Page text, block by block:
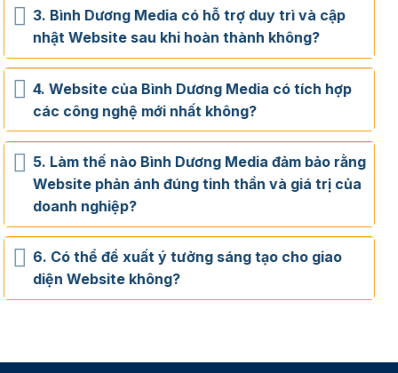
3. Bình Dương Media có hỗ trợ duy trì và cập
nhật Website sau khi hoàn thành không?
4. Website của Bình Dương Media có tích hợp
các công nghệ mới nhất không?
5. Làm thế nào Bình Dương Media đảm bảo rằng
Website phản ánh đúng tinh thần và giá trị của
doanh nghiệp?
6. Có thể đề xuất ý tưởng sáng tạo cho giao
diện Website không?